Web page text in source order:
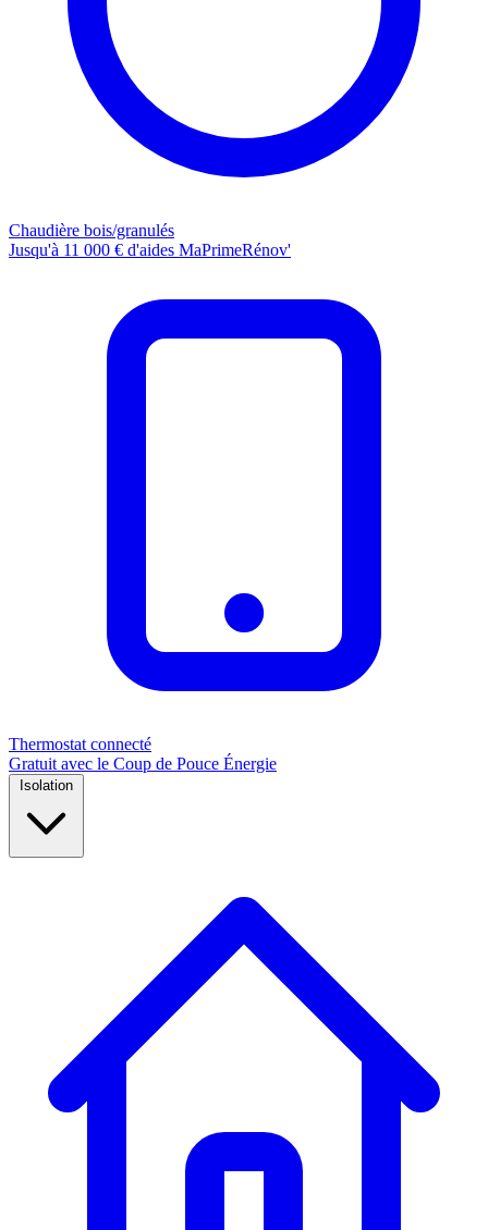
Chaudière bois/granulés
Jusqu'à 11 000 € d'aides MaPrimeRénov'
Thermostat connecté
Gratuit avec le Coup de Pouce Énergie